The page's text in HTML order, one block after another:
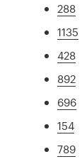
288
1135
428
892
696
154
789